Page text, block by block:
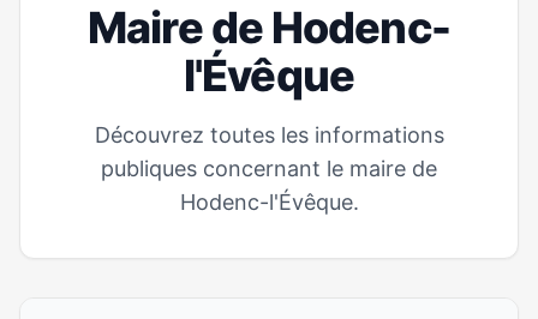
Maire de Hodenc-
l'Évêque
Découvrez toutes les informations
publiques concernant le maire de
Hodenc-l'Évêque.